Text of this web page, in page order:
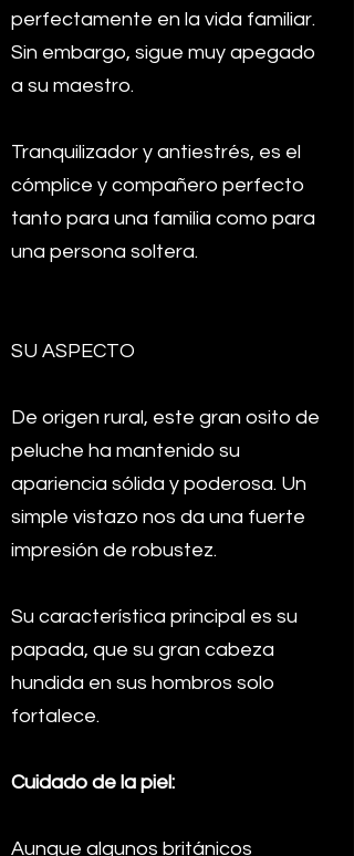
perfectamente en la vida familiar.
Sin embargo, sigue muy apegado
a su maestro.
Tranquilizador y antiestrés, es el
cómplice y compañero perfecto
tanto para una familia como para
una persona soltera.
SU ASPECTO
De origen rural, este gran osito de
peluche ha mantenido su
apariencia sólida y poderosa. Un
simple vistazo nos da una fuerte
impresión de robustez.
Su característica principal es su
papada, que su gran cabeza
hundida en sus hombros solo
fortalece.
Cuidado de la piel:
Aunque algunos británicos